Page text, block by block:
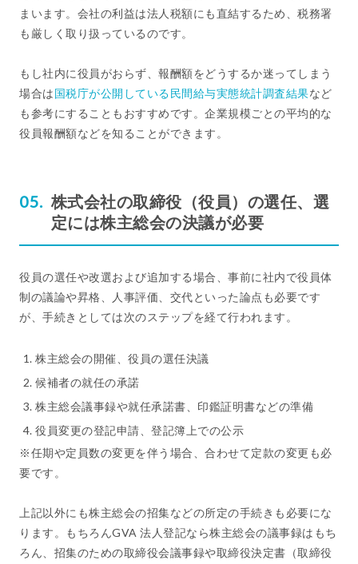
まいます。会社の利益は法人税額にも直結するため、税務署
も厳しく取り扱っているのです。
もし社内に役員がおらず、報酬額をどうするか迷ってしまう
場合は国税庁が公開している民間給与実態統計調査結果など
も参考にすることもおすすめです。企業規模ごとの平均的な
役員報酬額などを知ることができます。
株式会社の取締役（役員）の選任、選
定には株主総会の決議が必要
役員の選任や改選および追加する場合、事前に社内で役員体
制の議論や昇格、人事評価、交代といった論点も必要です
が、手続きとしては次のステップを経て行われます。
株主総会の開催、役員の選任決議
候補者の就任の承諾
株主総会議事録や就任承諾書、印鑑証明書などの準備
役員変更の登記申請、登記簿上での公示
※任期や定員数の変更を伴う場合、合わせて定款の変更も必
要です。
上記以外にも株主総会の招集などの所定の手続きも必要にな
ります。もちろんGVA 法人登記なら株主総会の議事録はもち
ろん、招集のための取締役会議事録や取締役決定書（取締役